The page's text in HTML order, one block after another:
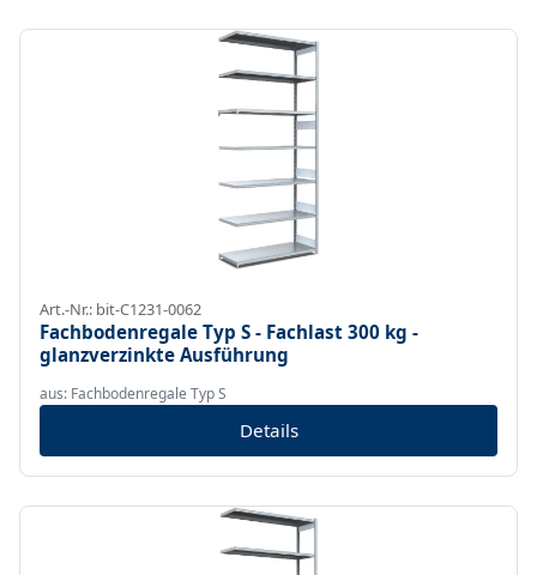
Art.-Nr.: bit-C1231-0062
Fachbodenregale Typ S - Fachlast 300 kg -
glanzverzinkte Ausführung
aus: Fachbodenregale Typ S
Details